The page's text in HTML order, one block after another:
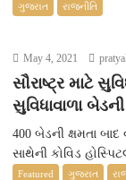
ગુજરાત રાજનીતિ
May 4, 2021
સૌરાષ્ટ્ર માટે
સુવિધાવાળા
400 બેડની ક્ષમતા
સાથેની કોવિડ
Featured ગુજરાત